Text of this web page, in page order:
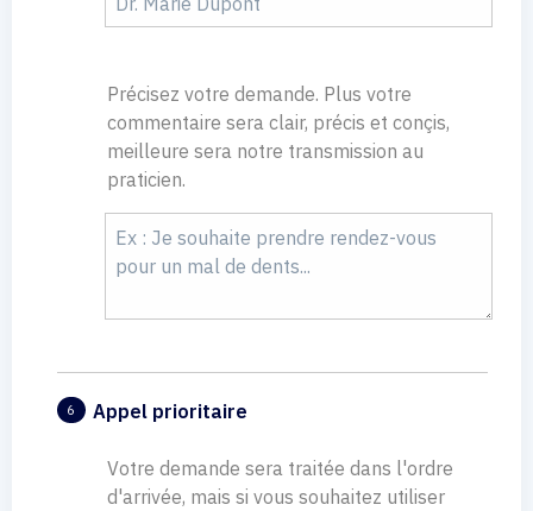
Précisez votre demande. Plus votre
commentaire sera clair, précis et conçis,
meilleure sera notre transmission au
praticien.
6 Appel prioritaire
Votre demande sera traitée dans l'ordre
d'arrivée, mais si vous souhaitez utiliser